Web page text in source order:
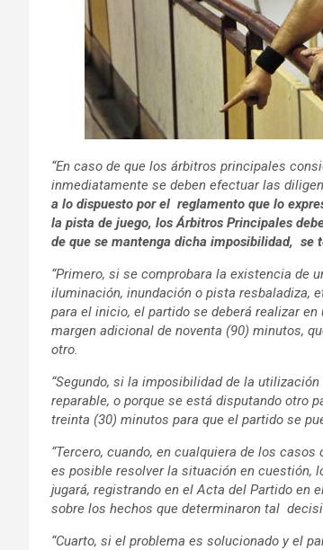
“En caso de que los árbitros principales
inmediatamente se deben efectuar las
a lo dispuesto por el reglamento que lo
la pista de juego, los Árbitros Principales
de que se mantenga dicha imposibilidad, se
“Primero, si se comprobara la existencia de
iluminación, inundación o pista resbaladiza,
para el inicio, el partido se deberá realizar
margen adicional de noventa (90) minutos,
otro.
“Segundo, si la imposibilidad de la
reparable, o porque se está disputando otro
treinta (30) minutos para que el partido se
“Tercero, cuando, en cualquiera de los
es posible resolver la situación en cuestión,
jugará, registrando en el Acta del Partido en
sobre los hechos que determinaron tal
“Cuarto, si el problema es solucionado y el